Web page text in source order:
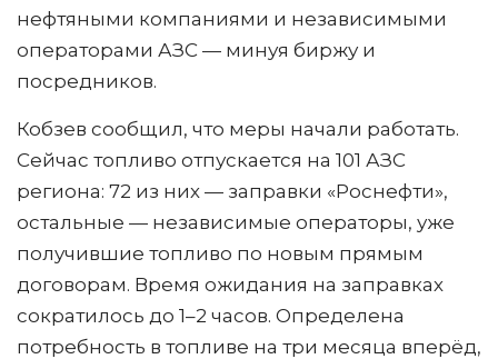
нефтяными компаниями и независимыми
операторами АЗС — минуя биржу и
посредников.
Кобзев сообщил, что меры начали работать.
Сейчас топливо отпускается на 101 АЗС
региона: 72 из них — заправки «Роснефти»,
остальные — независимые операторы, уже
получившие топливо по новым прямым
договорам. Время ожидания на заправках
сократилось до 1–2 часов. Определена
потребность в топливе на три месяца вперёд,